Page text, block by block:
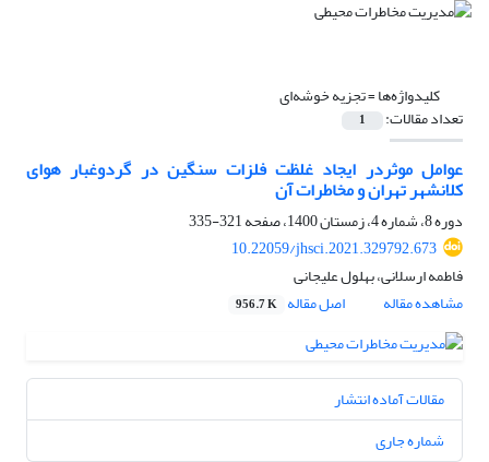
کلیدواژه‌ها =تجزیه خوشه‌ای
تعداد مقالات: 1
عوامل موثردر ایجاد غلظت فلزات سنگین در گردوغبار هوای
کلانشهر تهران و مخاطرات آن
دوره 8، شماره 4، زمستان 1400، صفحه
321-335
10.22059/jhsci.2021.329792.673
فاطمه ارسلانی، بهلول علیجانی
مشاهده مقاله
اصل مقاله 956.7 K
مقالات آماده انتشار
شماره جاری